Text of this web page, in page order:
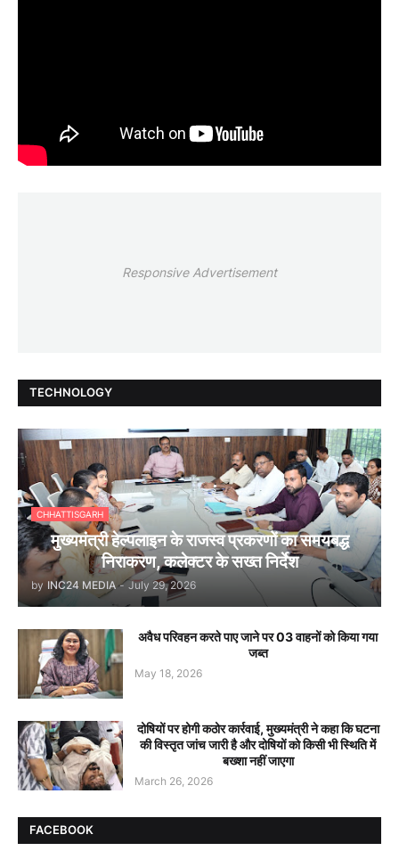
Responsive Advertisement
TECHNOLOGY
CHHATTISGARH
मुख्यमंत्री हेल्पलाइन के राजस्व प्रकरणों का समयबद्ध
निराकरण, कलेक्टर के सख्त निर्देश
by INC24 MEDIA - July 29, 2026
अवैध परिवहन करते पाए जाने पर 03 वाहनों को किया गया
जब्त
May 18, 2026
दोषियों पर होगी कठोर कार्रवाई, मुख्यमंत्री ने कहा कि घटना
की विस्तृत जांच जारी है और दोषियों को किसी भी स्थिति में
बख्शा नहीं जाएगा
March 26, 2026
FACEBOOK